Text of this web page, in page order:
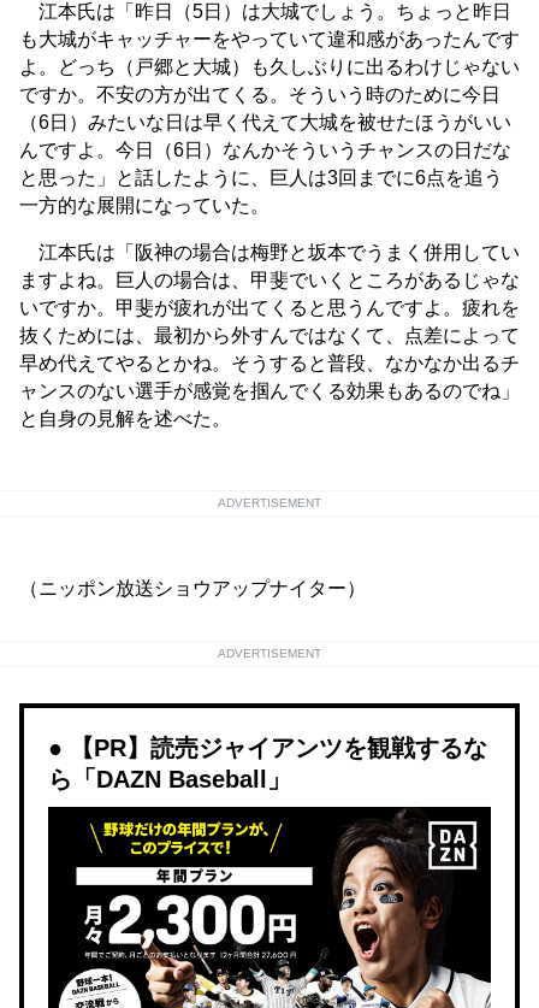
江本氏は「昨日（5日）は大城でしょう。ちょっと昨日
も大城がキャッチャーをやっていて違和感があったんです
よ。どっち（戸郷と大城）も久しぶりに出るわけじゃない
ですか。不安の方が出てくる。そういう時のために今日
（6日）みたいな日は早く代えて大城を被せたほうがいい
んですよ。今日（6日）なんかそういうチャンスの日だな
と思った」と話したように、巨人は3回までに6点を追う
一方的な展開になっていた。
江本氏は「阪神の場合は梅野と坂本でうまく併用してい
ますよね。巨人の場合は、甲斐でいくところがあるじゃな
いですか。甲斐が疲れが出てくると思うんですよ。疲れを
抜くためには、最初から外すんではなくて、点差によって
早め代えてやるとかね。そうすると普段、なかなか出るチ
ャンスのない選手が感覚を掴んでくる効果もあるのでね」
と自身の見解を述べた。
ADVERTISEMENT
（ニッポン放送ショウアップナイター）
ADVERTISEMENT
【PR】読売ジャイアンツを観戦するな
ら「DAZN Baseball」